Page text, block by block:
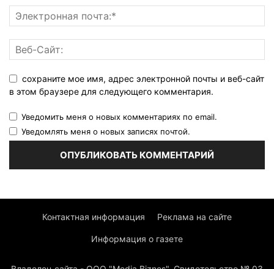
сохраните мое имя, адрес электронной почты и веб-сайт
в этом браузере для следующего комментария.
Уведомить меня о новых комментариях по email.
Уведомлять меня о новых записях почтой.
Контактная информация Реклама на сайте
Информация о газете